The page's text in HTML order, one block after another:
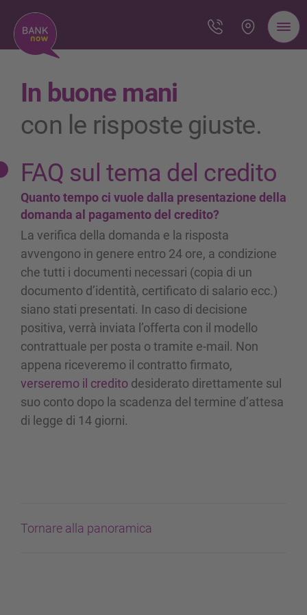
In buone mani
con le risposte giuste.
FAQ sul tema del credito
Quanto tempo ci vuole dalla presentazione della
domanda al pagamento del credito?
La verifica della domanda e la risposta
avvengono in genere entro 24 ore, a condizione
che tutti i documenti necessari (copia di un
documento d’identità, certificato di salario ecc.)
siano stati presentati. In caso di decisione
positiva, verrà inviata l’offerta con il modello
contrattuale per posta o tramite e-mail. Non
appena riceveremo il contratto firmato,
verseremo il credito desiderato direttamente sul
suo conto dopo la scadenza del termine d’attesa
di legge di 14 giorni.
Tornare alla panoramica